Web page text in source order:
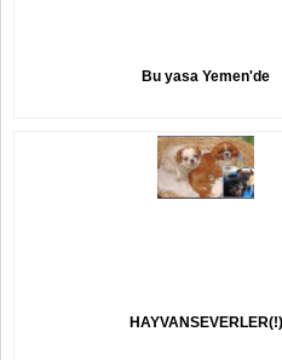
Bu yasa Yemen'de
HAYVANSEVERLER(!)